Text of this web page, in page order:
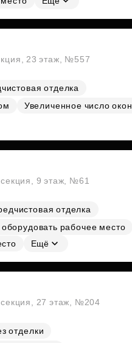
23 этаж, №557
отделка
Увеличенное число окон
9 этаж, №61
отделка
рабочее место
Ещё
27 этаж, №204
отделки